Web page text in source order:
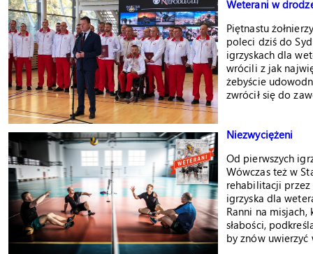
Weterani w
Piętnastu
poleci dziś do
igrzyskach dla
wrócili z jak
żebyście
zwrócił się do
Niezwyciężeni
Od pierwszych
Wówczas też w
rehabilitacji
igrzyska dla
Ranni na misjach,
słabości,
by znów uwierzyć